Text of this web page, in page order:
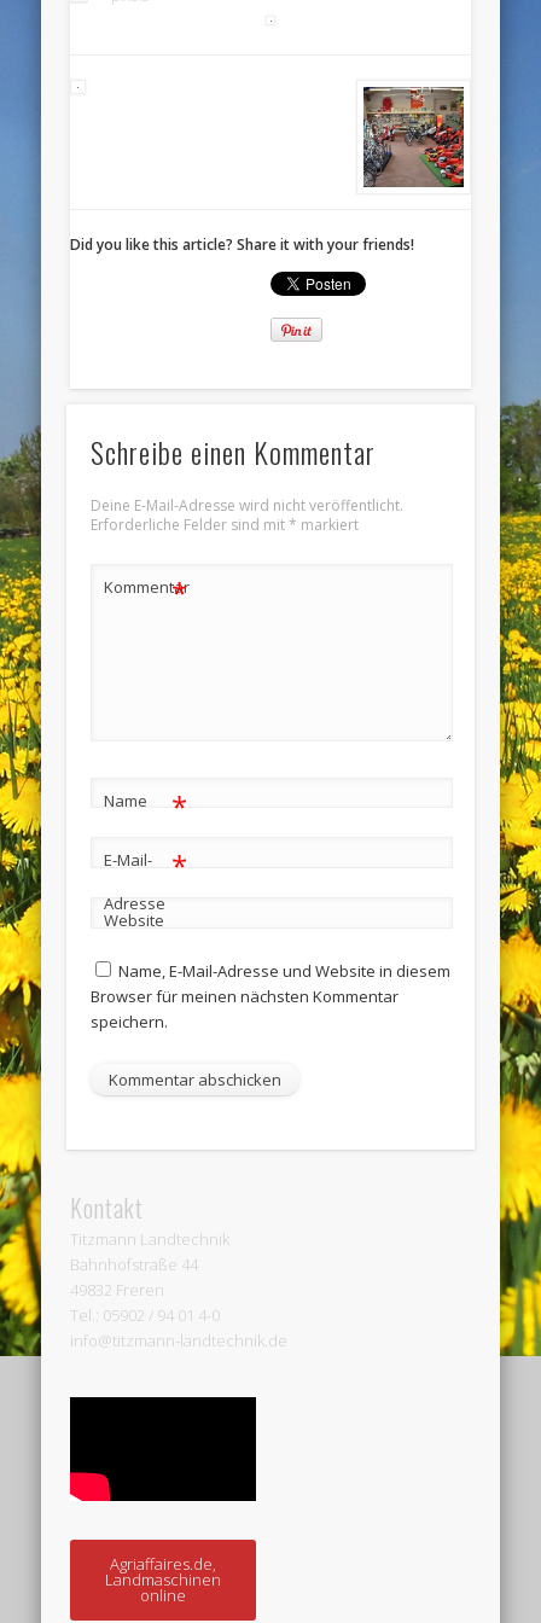
Did you like this article? Share it with your friends!
Schreibe einen Kommentar
Deine E-Mail-Adresse wird nicht veröffentlicht.
Erforderliche Felder sind mit* markiert
Kommentar
*
Name *
E-Mail-
Adresse
*
Website
Name, E-Mail-Adresse und Website in diesem
Browser für meinen nächsten Kommentar
speichern.
Kontakt
Titzmann Landtechnik
Bahnhofstraße 44
49832 Freren
Tel.: 05902 / 94 01 4-0
info@titzmann-landtechnik.de
Agriaffaires.de,
Landmaschinen
online